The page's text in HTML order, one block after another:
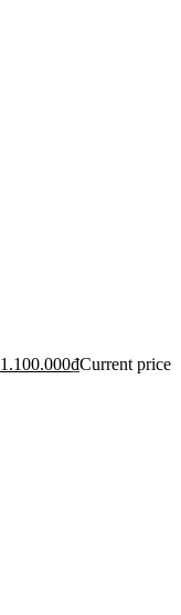
1.100.000₫Current price